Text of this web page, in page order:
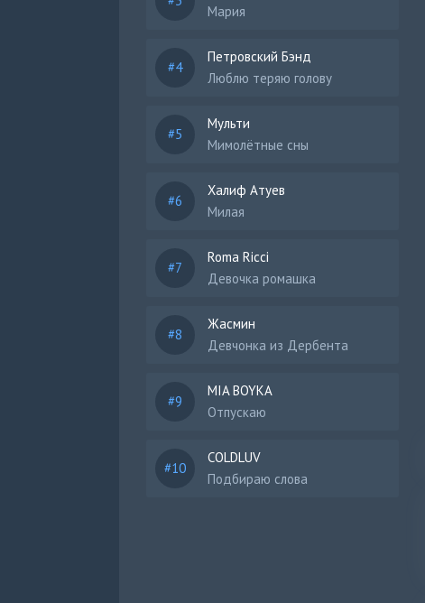
Мария
Петровский Бэнд
Люблю теряю голову
Мульти
Мимолётные сны
Халиф Атуев
Милая
Roma Ricci
Девочка ромашка
Жасмин
Девчонка из Дербента
MIA BOYKA
Отпускаю
COLDLUV
Подбираю слова